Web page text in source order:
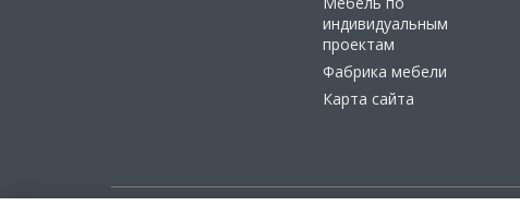
индивидуальным
проектам
Фабрика мебели
Карта сайта